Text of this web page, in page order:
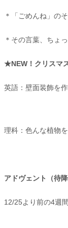
＊「ごめんね」の
＊その言葉、ちょ
★NEW！クリスマ
英語：壁面装飾を
理科：色んな植物
アドヴェント（待降
12/25より前の4週